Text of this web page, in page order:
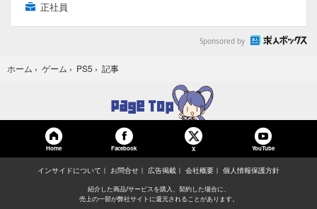
正社員
Sponsored by
ホーム › ゲーム › PS5 › 記事
Home Facebook X YouTube
インサイドについて お問合せ 広告掲載 会社概要 個人情報保護方針
紹介した商品/サービスを購入、契約した場合に、
売上の一部が弊社サイトに還元されることがあります。